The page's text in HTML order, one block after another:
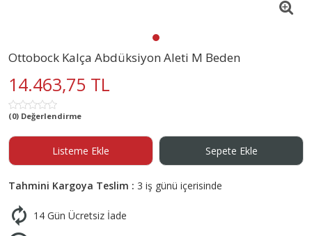
Ottobock Kalça Abdüksiyon Aleti M Beden
14.463,75 TL
(0) Değerlendirme
Listeme Ekle Sepete Ekle
Tahmini Kargoya Teslim : 3 iş günü içerisinde
14 Gün Ücretsiz İade